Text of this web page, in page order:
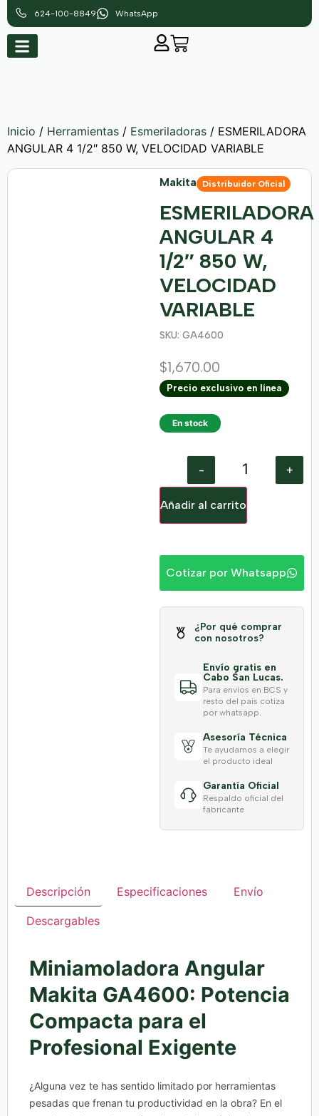
624-100-8849 WhatsApp
Inicio / Herramientas / Esmeriladoras / ESMERILADORA
ANGULAR 4 1/2″ 850 W, VELOCIDAD VARIABLE
Makita Distribuidor Oficial
ESMERILADORA
ANGULAR 4
1/2″ 850 W,
VELOCIDAD
VARIABLE
SKU: GA4600
$1,670.00
Precio exclusivo en línea
En stock
- +
Añadir al carrito
Cotizar por Whatsapp
¿Por qué comprar
con nosotros?
Envío gratis en
Cabo San Lucas.
Para envíos en BCS y
resto del país cotiza
por whatsapp.
Asesoría Técnica
Te ayudamos a elegir
el producto ideal
Garantía Oficial
Respaldo oficial del
fabricante
Descripción Especificaciones Envío
Descargables
Miniamoladora Angular
Makita GA4600: Potencia
Compacta para el
Profesional Exigente
¿Alguna vez te has sentido limitado por herramientas
pesadas que frenan tu productividad en la obra? En el